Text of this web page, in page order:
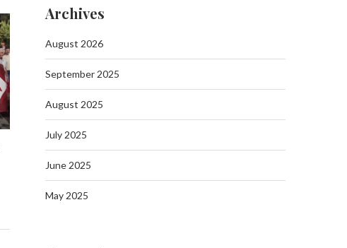
Batman’da Aileyi Vuran Akında 10
Batman Sason’da
September 19, 2025
Archives
August 2026
September 2025
August 2025
July 2025
June 2025
May 2025